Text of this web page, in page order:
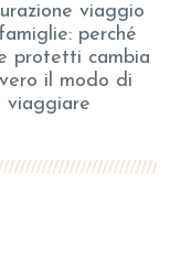
viaggio
perché
protetti cambia
il modo di
viaggiare